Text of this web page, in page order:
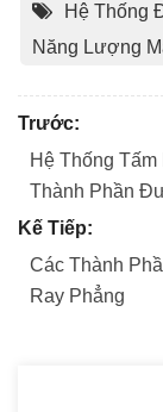
Hệ Thống
Năng Lượng
Trước:
Hệ Thống
Thành Phần
Kế Tiếp:
Các Thành
Ray Phẳng